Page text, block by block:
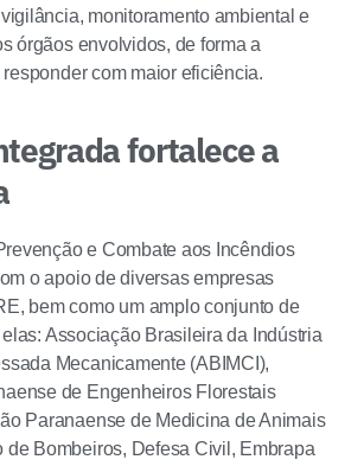
monitoramento ambiental e
órgãos envolvidos, de forma a
com maior eficiência.
fortalece a
e Combate aos Incêndios
o apoio de diversas empresas
bem como um amplo conjunto de
Associação Brasileira da Indústria
Mecanicamente (ABIMCI),
de Engenheiros Florestais
Paranaense de Medicina de Animais
de Bombeiros, Defesa Civil, Embrapa